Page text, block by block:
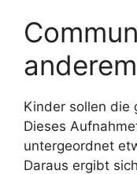
Kinder sollen die
Dieses
untergeordnet
Daraus ergibt